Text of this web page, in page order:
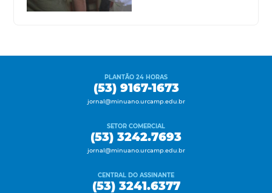
PLANTÃO 24 HORAS
(53) 9167-1673
jornal@minuano.urcamp.edu.br
SETOR COMERCIAL
(53) 3242.7693
jornal@minuano.urcamp.edu.br
CENTRAL DO ASSINANTE
(53) 3241.6377